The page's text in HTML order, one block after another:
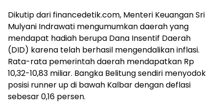
Dikutip dari financedetik.com, Menteri Keuangan Sri
Mulyani Indrawati mengumumkan daerah yang
mendapat hadiah berupa Dana Insentif Daerah
(DID) karena telah berhasil mengendalikan inflasi.
Rata-rata pemerintah daerah mendapatkan Rp
10,32-10,83 miliar. Bangka Belitung sendiri menyodok
posisi runner up di bawah Kalbar dengan deflasi
sebesar 0,16 persen.